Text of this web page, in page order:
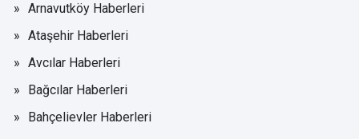
Arnavutköy Haberleri
Ataşehir Haberleri
Avcılar Haberleri
Bağcılar Haberleri
Bahçelievler Haberleri